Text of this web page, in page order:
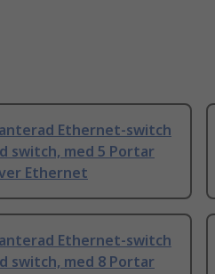
Ethernet-switch
switch, med 5 Portar
Ethernet
Ethernet-switch
switch, med 8 Portar